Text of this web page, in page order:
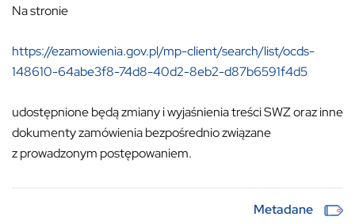
Na stronie
https://ezamowienia.gov.pl/mp-client/search/list/ocds-
148610-64abe3f8-74d8-40d2-8eb2-d87b6591f4d5
udostępnione będą zmiany i wyjaśnienia treści SWZ oraz inne
dokumenty zamówienia bezpośrednio związane
z prowadzonym postępowaniem.
Metadane